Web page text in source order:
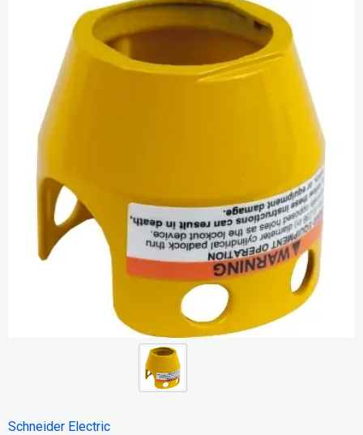
Schneider Electric